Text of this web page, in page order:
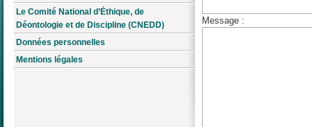
Le Comité National d’Éthique, de
Déontologie et de Discipline (CNEDD)
Données personnelles
Mentions légales
Message :